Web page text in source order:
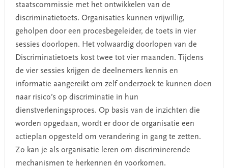
staatscommissie met het ontwikkelen van de
discriminatietoets. Organisaties kunnen vrijwillig,
geholpen door een procesbegeleider, de toets in vier
sessies doorlopen. Het volwaardig doorlopen van de
Discriminatietoets kost twee tot vier maanden. Tijdens
de vier sessies krijgen de deelnemers kennis en
informatie aangereikt om zelf onderzoek te kunnen doen
naar risico’s op discriminatie in hun
dienstverleningsproces. Op basis van de inzichten die
worden opgedaan, wordt er door de organisatie een
actieplan opgesteld om verandering in gang te zetten.
Zo kan je als organisatie leren om discriminerende
mechanismen te herkennen én voorkomen.